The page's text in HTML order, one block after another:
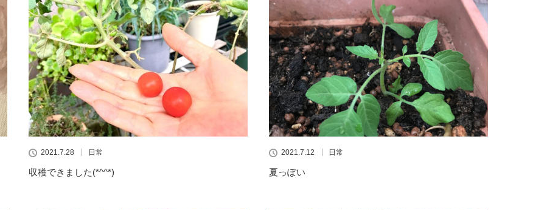
2021.7.28 日常
収穫できました(*^^*)
2021.7.12 日常
夏っぽい